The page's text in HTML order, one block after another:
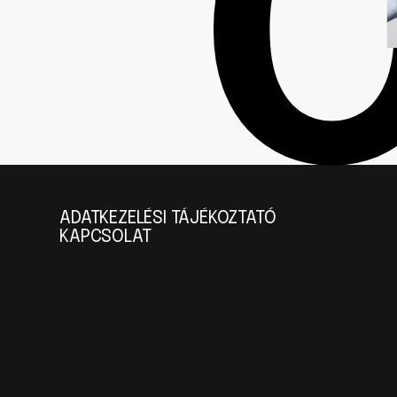
ADATKEZELÉSI TÁJÉKOZTATÓ
KAPCSOLAT